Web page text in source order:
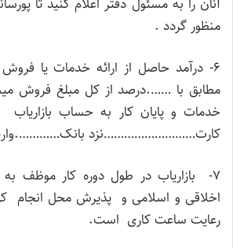
منظور گردد .
۶- درآمد حاصل از ارائه خدمات یا
مطابق با …….درصد از کل مبلغ فروش
خدمات و پایان کار به حساب
کارت………………………نزد
۷- بازاریاب در طول دوره کار موظف
اخلاقی و اسلامی و پذیرش محل انجام
رعایت ساعت کاری است.